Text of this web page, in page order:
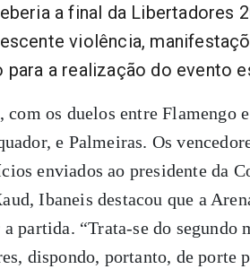
a final da Libertadores
violência,
a realização do evento
os duelos entre Flamengo
e Palmeiras. Os
enviados ao presidente da
Ibaneis destacou que a
partida. “Trata-se do segundo
dispondo, portanto, de porte